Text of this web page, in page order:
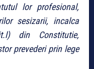
lor profesional,
sesizarii, incalca
din Constitutie,
prevederi prin lege